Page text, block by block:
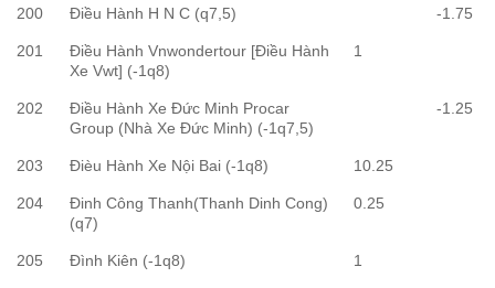
200 Điều Hành H N C (q7,5) -1.75
201
Điều Hành Vnwondertour [Điều Hành
Xe Vwt] (-1q8)
1
202
Điều Hành Xe Đức Minh Procar
Group (Nhà Xe Đức Minh) (-1q7,5)
-1.25
203 Đièu Hành Xe Nội Bai (-1q8) 10.25
204
Đinh Công Thanh(Thanh Dinh Cong)
(q7)
0.25
205 Đình Kiên (-1q8) 1